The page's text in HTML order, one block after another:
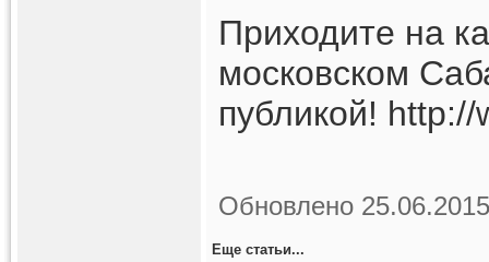
Приходите на
московском
публикой!
Обновлено
Еще статьи...